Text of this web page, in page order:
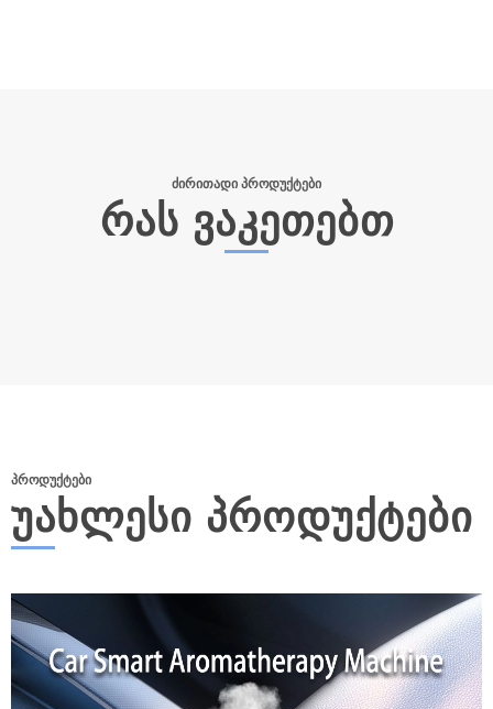
ᲫᲘᲠᲘᲗᲐᲓᲘ ᲞᲠᲝᲓᲣᲥᲢᲔᲑᲘ
ᲠᲐᲡ ᲕᲐᲙᲔᲗᲔᲑᲗ
ᲞᲠᲝᲓᲣᲥᲢᲔᲑᲘ
ᲣᲐᲮᲚᲔᲡᲘ ᲞᲠᲝᲓᲣᲥᲢᲔᲑᲘ